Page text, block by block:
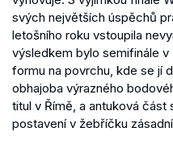
svých největších úspěchů
letošního roku vstoupila
výsledkem bylo semifinále v
formu na povrchu, kde se jí
obhajoba výrazného
titul v Římě, a antuková
postavení v žebříčku